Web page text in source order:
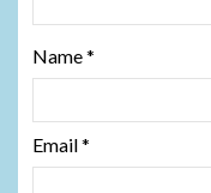
Name*
Email*